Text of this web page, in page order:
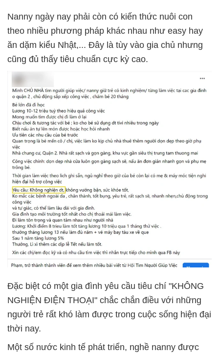
Nanny ngày nay phải còn có kiến thức nuôi con
theo nhiều phương pháp khác nhau như easy hay
ăn dặm kiểu Nhật,... Đây là tùy vào gia chủ nhưng
cũng đủ thấy tiêu chuẩn cực kỳ cao.
Đặc biệt có một gia đình yêu cầu tiêu chí "KHÔNG
NGHIỆN ĐIỆN THOẠI" chắc chắn điều với những
người trẻ rất khó làm được trong cuộc sống hiện đại
thời nay.
Một số nước kinh tế phát triển, nghề nanny được